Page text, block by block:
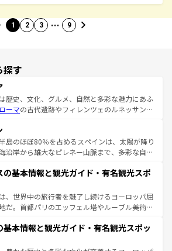
1 2 3 … 9
探す
歴史、文化、グルメ、自然と多彩な魅力にあふ
ローマの古代遺跡やフィレンツェのルネッサンス
カーナの美しい田園風景やアマルフィ海岸の絶
然景観も見逃せない。観光の合間には、本場の
タなど、絶品のイタリア料理を堪能することも
るイタリアで、忘れられない旅をしてみよう！
のイタリア情報は
島のほぼ80％を占めるスペインは、太陽が降り
沿岸から雄大なピレネー山脈まで、多彩な自然
くこの国では、情熱的なフラメンコ、熱気あふ
そして美味しいタパスが生活の一部となってい
ドリードの洗練された雰囲気や、バルセロナの
れた街角から、地方では古代ローマ遺跡や中世
によって風土や気候が異なるスペインはその個
覧 を参照してほしい。
の基本情報と観光ガイド・有名観光スポ
、世界中の旅行者を魅了し続けるヨーロッパ屈
だ。首都パリのエッフェル塔やルーブル美術館
魅力が詰まっている。華麗な宮殿、歴史的な大
いビーチ、そして豊かな自然が、訪れる者を心
る。また、フランスは美食の国としても知ら
基本情報と観光ガイド・有名観光スポッ